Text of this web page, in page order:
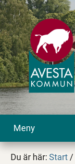
Meny
Du är här:Start /